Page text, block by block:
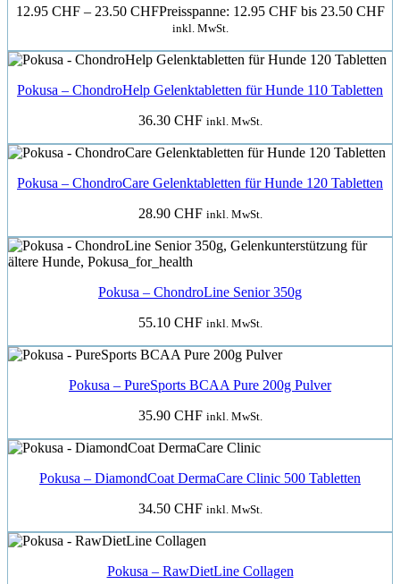
12.95 CHF – 23.50 CHFPreisspanne: 12.95 CHF bis 23.50 CHF
inkl. MwSt.
Pokusa – ChondroHelp Gelenktabletten für Hunde 110 Tabletten
36.30 CHF inkl. MwSt.
Pokusa – ChondroCare Gelenktabletten für Hunde 120 Tabletten
28.90 CHF inkl. MwSt.
Pokusa – ChondroLine Senior 350g
55.10 CHF inkl. MwSt.
Pokusa – PureSports BCAA Pure 200g Pulver
35.90 CHF inkl. MwSt.
Pokusa – DiamondCoat DermaCare Clinic 500 Tabletten
34.50 CHF inkl. MwSt.
Pokusa – RawDietLine Collagen